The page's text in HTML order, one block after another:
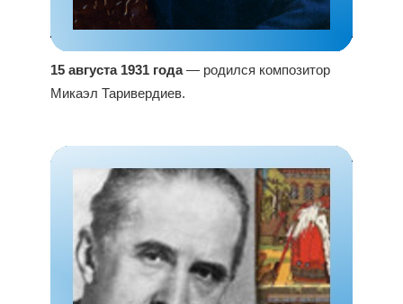
15 августа 1931 года— родился композитор
Микаэл Таривердиев.